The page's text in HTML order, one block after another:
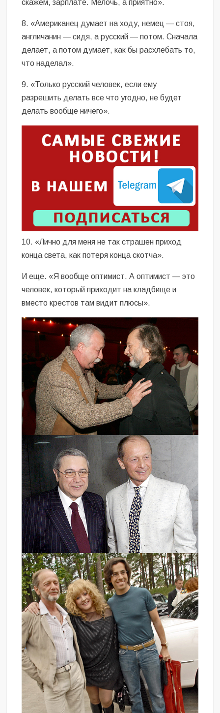
скажем, зарплате. Мелочь, а приятно».
8. «Американец думает на ходу, немец — стоя,
англичанин — сидя, а русский — потом. Сначала
делает, а потом думает, как бы расхлебать то,
что наделал».
9. «Только русский человек, если ему
разрешить делать все что угодно, не будет
делать вообще ничего».
10. «Лично для меня не так страшен приход
конца света, как потеря конца скотча».
И еще. «Я вообще оптимист. А оптимист — это
человек, который приходит на кладбище и
вместо крестов там видит плюсы».